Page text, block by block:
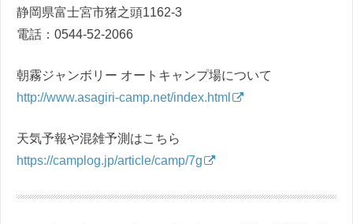
静岡県富士宮市猪之頭1162-3
電話：0544-52-2066
朝霧ジャンボリー オートキャンプ場について
http://www.asagiri-camp.net/index.html
天気予報や混雑予測はこちら
https://camplog.jp/article/camp/7g